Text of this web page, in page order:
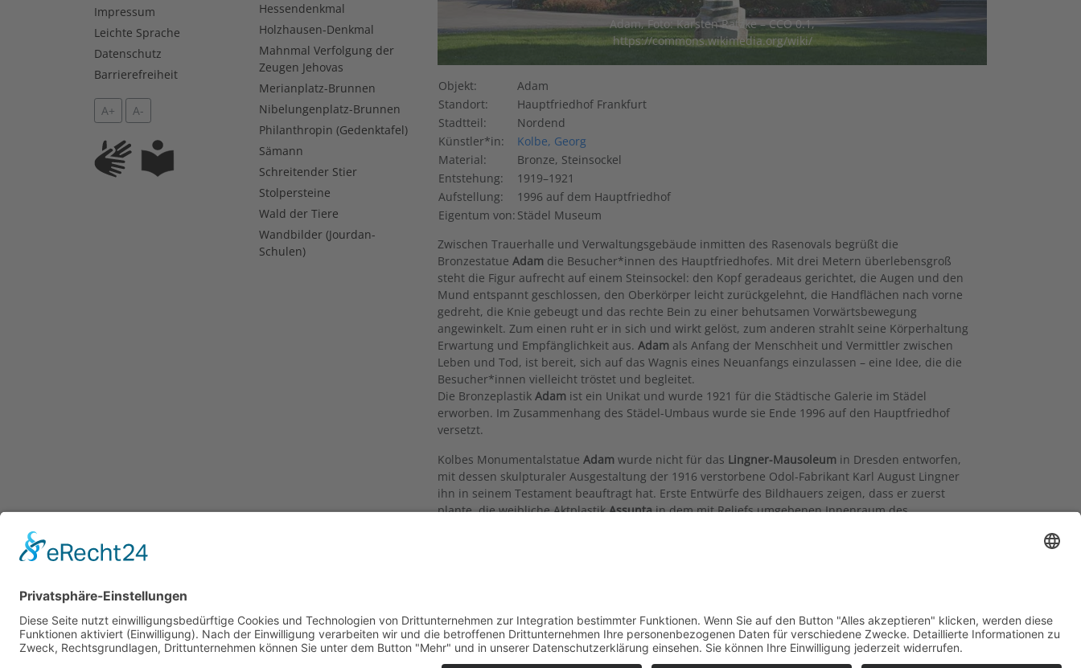
Impressum
Leichte Sprache
Datenschutz
Barrierefreiheit
A+ A-
Hessendenkmal
Holzhausen-Denkmal
Mahnmal Verfolgung der
Zeugen Jehovas
Merianplatz-Brunnen
Nibelungenplatz-Brunnen
Philanthropin (Gedenktafel)
Sämann
Schreitender Stier
Stolpersteine
Wald der Tiere
Wandbilder (Jourdan-
Schulen)
Adam, Foto: Karsten Ratzke – CCO 0.1,
https://commons.wikimedia.org/wiki/
Objekt:
Adam
Standort:
Hauptfriedhof Frankfurt
Stadtteil:
Nordend
Künstler*in:
Kolbe, Georg
Material:
Bronze, Steinsockel
Entstehung:
1919–1921
Aufstellung:
1996 auf dem Hauptfriedhof
Eigentum von: Städel Museum
Zwischen Trauerhalle und Verwaltungsgebäude inmitten des Rasenovals begrüßt die
BronzestatueAdam die Besucher*innen des Hauptfriedhofes. Mit drei Metern überlebensgroß
steht die Figur aufrecht auf einem Steinsockel: den Kopf geradeaus gerichtet, die Augen und den
Mund entspannt geschlossen, den Oberkörper leicht zurückgelehnt, die Handflächen nach vorne
gedreht, die Knie gebeugt und das rechte Bein zu einer behutsamen Vorwärtsbewegung
angewinkelt. Zum einen ruht er in sich und wirkt gelöst, zum anderen strahlt seine Körperhaltung
Erwartung und Empfänglichkeit aus.Adam als Anfang der Menschheit und Vermittler zwischen
Leben und Tod, ist bereit, sich auf das Wagnis eines Neuanfangs einzulassen – eine Idee, die die
Besucher*innen vielleicht tröstet und begleitet.
Die BronzeplastikAdam ist ein Unikat und wurde 1921 für die Städtische Galerie im Städel
erworben. Im Zusammenhang des Städel-Umbaus wurde sie Ende 1996 auf den Hauptfriedhof
versetzt.
Kolbes MonumentalstatueAdam wurde nicht für das Lingner-Mausoleum in Dresden entworfen,
mit dessen skulpturaler Ausgestaltung der 1916 verstorbene Odol-Fabrikant Karl August Lingner
ihn in seinem Testament beauftragt hat. Erste Entwürfe des Bildhauers zeigen, dass er zuerst
plante, die weibliche AktplastikAssuntain dem mit Reliefs umgebenen Innenraum des
Standort in Google-Maps anzeigen